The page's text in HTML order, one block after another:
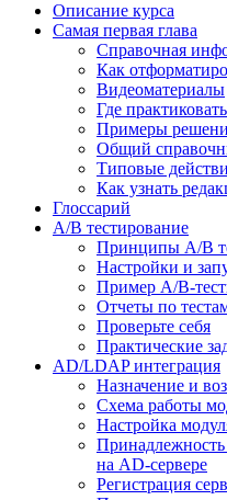
Описание курса
Самая первая глава
Справочная
Как
Видеоматериалы
Где
Примеры
Общий
Типовые
Как узнать
Глоссарий
A/B тестирование
Принципы A/B
Настройки и
Пример A/B-
Отчеты по
Проверьте себя
Практические
AD/LDAP интеграция
Назначение и
Схема работы
Настройка
Принадлежность
на AD-сервере
Регистрация